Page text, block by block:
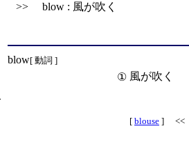
>> blow : 風が吹く
blow[ 動詞 ]
① 風が吹く
[ blouse ]